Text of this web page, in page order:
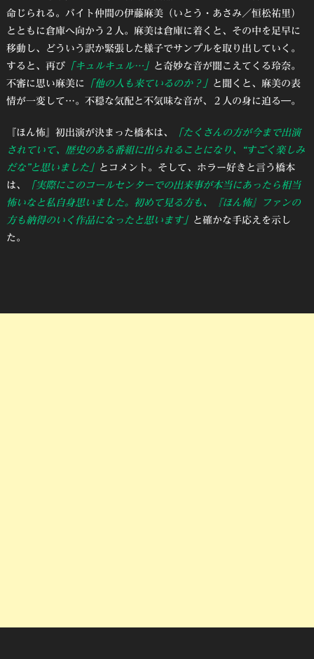
命じられる。バイト仲間の伊藤麻美（いとう・あさみ／恒松祐里）
とともに倉庫へ向かう２人。麻美は倉庫に着くと、その中を足早に
移動し、どういう訳か緊張した様子でサンプルを取り出していく。
すると、再び「キュルキュル…」 と奇妙な音が聞こえてくる玲奈。
不審に思い麻美に 「他の人も来ているのか？」 と聞くと、麻美の表
情が一変して…。不穏な気配と不気味な音が、２人の身に迫る―。
『ほん怖』初出演が決まった橋本は、
「たくさんの方が今まで出演
されていて、歴史のある番組に出られることになり、“すごく楽しみ
だな”と思いました」 とコメント。そして、ホラー好きと言う橋本
は、
「実際にこのコールセンターでの出来事が本当にあったら相当
怖いなと私自身思いました。初めて見る方も、『ほん怖』ファンの
方も納得のいく作品になったと思います」 と確かな手応えを示し
た。